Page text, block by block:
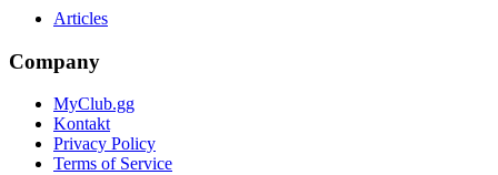
Articles
Company
MyClub.gg
Kontakt
Privacy Policy
Terms of Service